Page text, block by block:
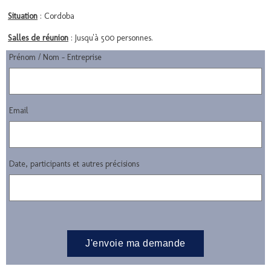
Situation : Cordoba
Salles de réunion : Jusqu'à 500 personnes.
Prénom / Nom - Entreprise
Email
Date, participants et autres précisions